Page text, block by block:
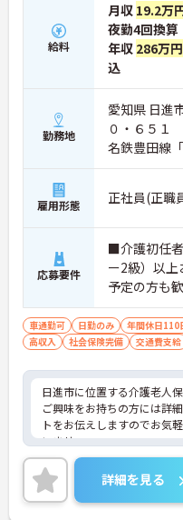
給料
月収 19.2万
夜勤4回換算
年収 286万
込
勤務地
愛知県 日進
０・６５１
名鉄豊田線
雇用形態 正社員(正職
応募要件
■介護初任
ー2級）以
予定の方も
以下の方（
車通勤可 日勤のみ 年間休日110
高収入
社会保険完備 交通費支給
日進市に位置する介護老人保
ご興味をお持ちの方には詳
トをお伝えしますのでお気
いませ。
詳細を見る